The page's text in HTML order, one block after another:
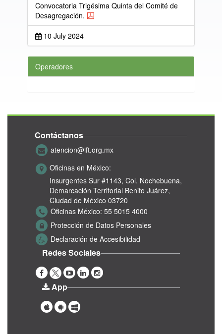
Convocatoria Trigésima Quinta del Comité de
Desagregación.
10 July 2024
Operadores
Contáctanos
atencion@ift.org.mx
Oficinas en México:
Insurgentes Sur #1143, Col. Nochebuena,
Demarcación Territorial Benito Juárez,
Ciudad de México 03720
Oficinas México: 55 5015 4000
Protección de Datos Personales
Declaración de Accesibilidad
Redes Sociales
App